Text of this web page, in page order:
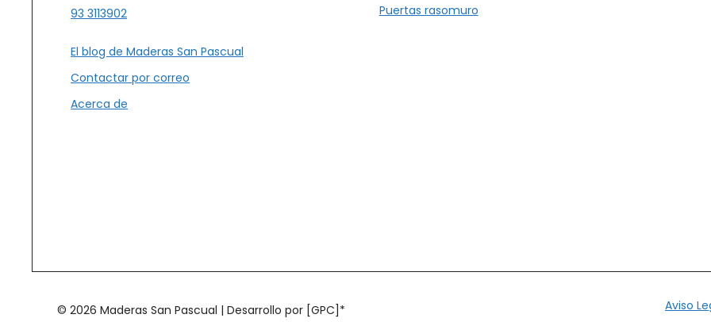
93 3113902
El blog de Maderas San Pascual
Contactar por correo
Acerca de
Puertas rasomuro
© 2026 Maderas San Pascual | Desarrollo por [GPC]* Aviso